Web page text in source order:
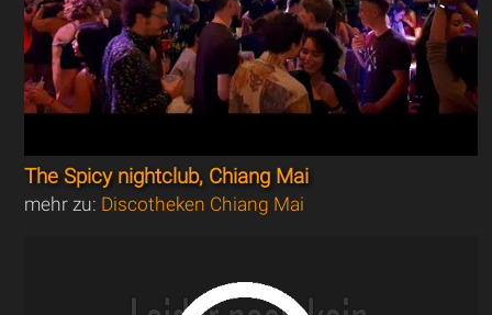
The Spicy nightclub, Chiang Mai
mehr zu: Discotheken Chiang Mai